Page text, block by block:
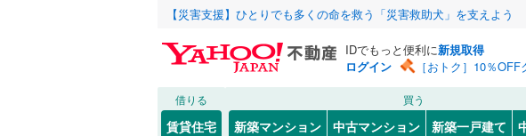
【災害支援】ひとりでも多くの命を救う「災害救助犬」を支えよう
IDでもっと便利に新規取得
ログイン
［おトク］10％
借りる
賃貸住宅
買う
新築マンション 中古マンション 新築一戸建て